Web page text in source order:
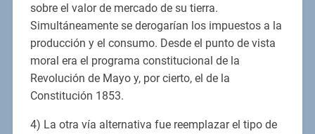
sobre el valor de mercado de su tierra.
Simultáneamente se derogarían los impuestos a la
producción y el consumo. Desde el punto de vista
moral era el programa constitucional de la
Revolución de Mayo y, por cierto, el de la
Constitución 1853.
4) La otra vía alternativa fue reemplazar el tipo de